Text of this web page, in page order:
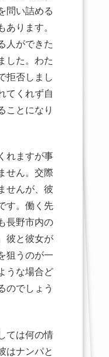
問い詰める
あります。
人ができた
した。わた
拒否しまし
てくれず自
ことになり
れますが事
せん。交際
せんが、彼
す。働く先
長野市内の
彼と彼女が
狙うのが一
うな場合ど
のでしょう
ては何の情
はナンパと